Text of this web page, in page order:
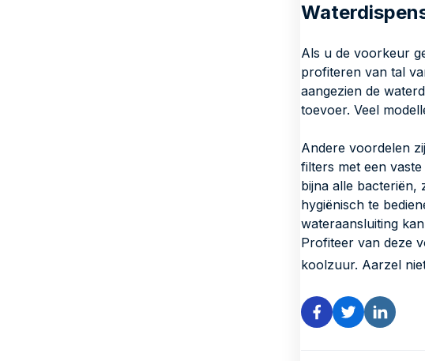
Als u de voorkeur
profiteren van tal
aangezien de
toevoer. Veel
Andere voordelen
filters met een
bijna alle bacteriën,
hygiënisch te
wateraansluiting
Profiteer van deze
koolzuur. Aarzel